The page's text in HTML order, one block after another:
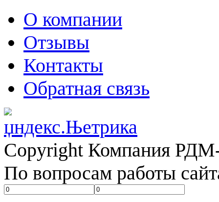
О компании
Отзывы
Контакты
Обратная связь
Copyright Компания
По вопросам работы